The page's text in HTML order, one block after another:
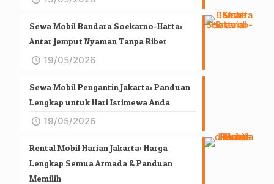
Sewa Mobil Bandara Soekarno-Hatta:
Antar Jemput Nyaman Tanpa Ribet
19/05/2026
Sewa Mobil Pengantin Jakarta: Panduan
Lengkap untuk Hari Istimewa Anda
19/05/2026
Rental Mobil Harian Jakarta: Harga
Lengkap Semua Armada & Panduan
Memilih